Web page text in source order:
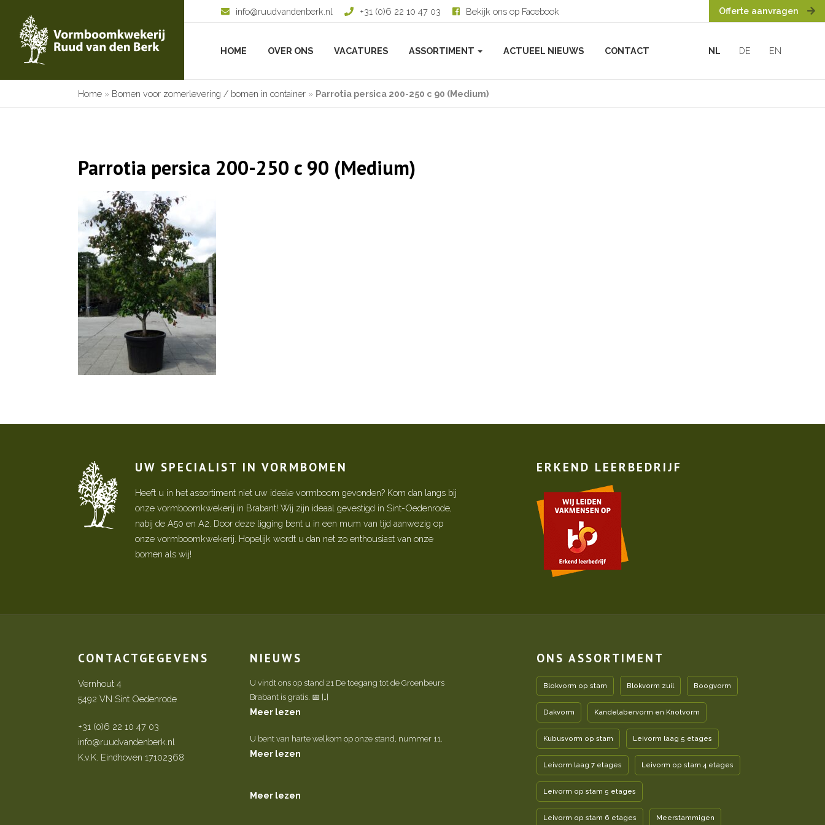
info@ruudvandenberk.nl +31 (0)6 22 10 47 03 Bekijk ons op Facebook Offerte aanvragen
HOME OVER ONS VACATURES ASSORTIMENT ACTUEEL NIEUWS CONTACT NL DE EN
Home » Bomen voor zomerlevering / bomen in container » Parrotia persica 200-250 c 90 (Medium)
Parrotia persica 200-250 c 90 (Medium)
UW SPECIALIST IN VORMBOMEN
Heeft u in het assortiment niet uw ideale vormboom gevonden? Kom dan langs bij
onze vormboomkwekerij in Brabant! Wij zijn ideaal gevestigd in Sint-Oedenrode,
nabij de A50 en A2. Door deze ligging bent u in een mum van tijd aanwezig op
onze vormboomkwekerij. Hopelijk wordt u dan net zo enthousiast van onze
bomen als wij!
ERKEND LEERBEDRIJF
CONTACTGEGEVENS
Vernhout 4
5492 VN Sint Oedenrode
+31 (0)6 22 10 47 03
info@ruudvandenberk.nl
K.v.K. Eindhoven 17102368
NIEUWS
U vindt ons op stand 21 De toegang tot de Groenbeurs
Brabant is gratis. 📅 […]
Meer lezen
U bent van harte welkom op onze stand, nummer 11.
Meer lezen
Meer lezen
ONS ASSORTIMENT
Blokvorm op stam Blokvorm zuil Boogvorm
Dakvorm Kandelabervorm en Knotvorm
Kubusvorm op stam Leivorm laag 5 etages
Leivorm laag 7 etages Leivorm op stam 4 etages
Leivorm op stam 5 etages
Leivorm op stam 6 etages Meerstammigen